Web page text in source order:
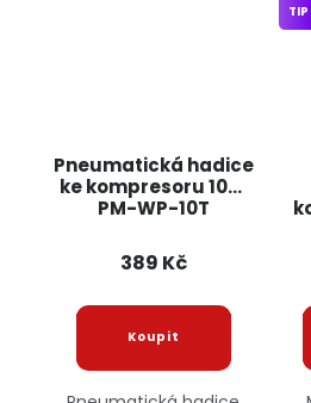
Pneumatická hadice
ke kompresoru 10m
PM-WP-10T
389 Kč
TIP